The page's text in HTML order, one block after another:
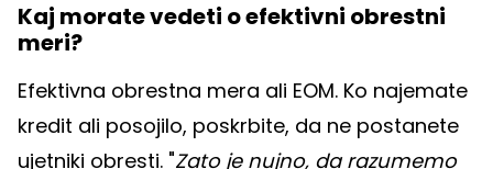
Kaj morate vedeti o efektivni obrestni
meri?
Efektivna obrestna mera ali EOM. Ko najemate
kredit ali posojilo, poskrbite, da ne postanete
ujetniki obresti. "Zato je nujno, da razumemo